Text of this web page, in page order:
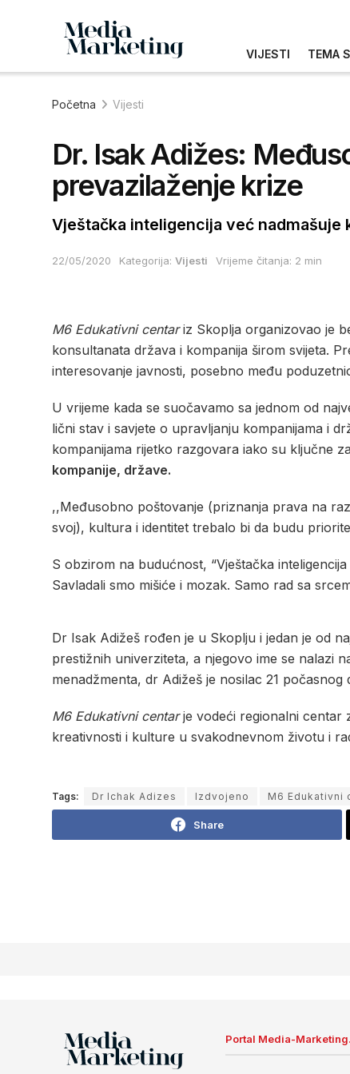
VIJESTI TEMA
Početna Vijesti
Dr. Isak Adižes:
prevazilaženje krize
Vještačka inteligencija već
22/05/2020 Kategorija: Vijesti Vrijeme čitanja: 2 min
M6 Edukativni centariz Skoplja organizovao je
konsultanata država i kompanija širom svijeta.
interesovanje javnosti, posebno među
U vrijeme kada se suočavamo sa jednom od
lični stav i savjete o upravljanju kompanijama i
kompanijama rijetko razgovara iako su ključne
kompanije, države.
,,Međusobno poštovanje (priznanja prava na
svoj), kultura i identitet trebalo bi da budu
S obzirom na budućnost, “Vještačka
Savladali smo mišiće i mozak. Samo rad sa
Dr Isak Adižeš rođen je u Skoplju i jedan je od
prestižnih univerziteta, a njegovo ime se nalazi
menadžmenta, dr Adižeš je nosilac 21
M6 Edukativni centarje vodeći regionalni centar
kreativnosti i kulture u svakodnevnom životu i
Tags: Dr Ichak Adizes Izdvojeno M6 Edukativni
Share
Portal Media-